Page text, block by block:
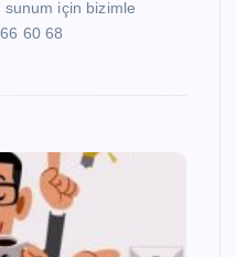
sunum için bizimle
60 68